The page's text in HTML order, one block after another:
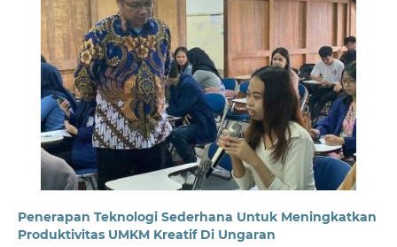
Penerapan Teknologi Sederhana Untuk Meningkatkan
Produktivitas UMKM Kreatif Di Ungaran